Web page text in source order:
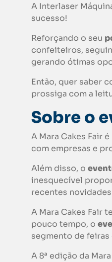
A Interlaser
sucesso!
Reforçando o seu
confeiteiros,
gerando ótimas
Então, quer saber
prossiga com a
Sobre o
A Mara Cakes Fair é
com empresas e
Além disso, o
inesquecível
recentes
A Mara Cakes Fair
pouco tempo, o
segmento de
A 8ª edição da